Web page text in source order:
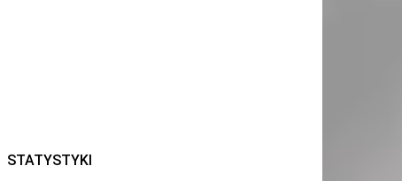
STATYSTYKI